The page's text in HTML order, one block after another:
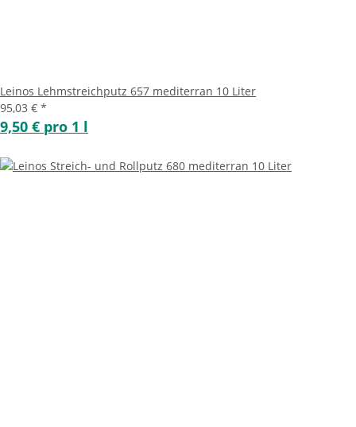
Leinos Lehmstreichputz 657 mediterran 10 Liter
95,03 € *
9,50 € pro 1 l